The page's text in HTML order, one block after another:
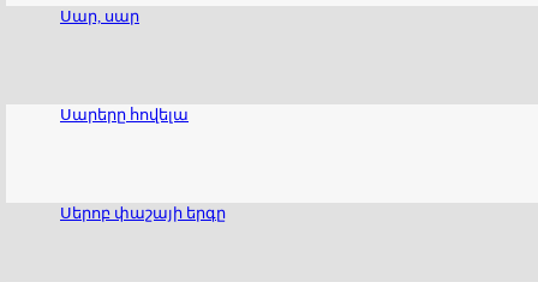
Սար, սար
Սարերը հովելա
Սերոբ փաշայի երգը